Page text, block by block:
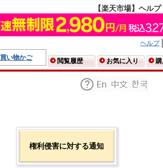
【楽天市場】ヘル
ヘルプ
買い物かご
閲覧履歴 お気に入り
権利侵害に対する通知